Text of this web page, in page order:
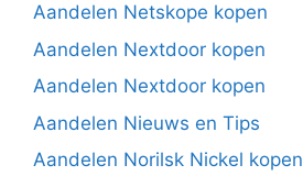
Aandelen Netskope kopen
Aandelen Nextdoor kopen
Aandelen Nextdoor kopen
Aandelen Nieuws en Tips
Aandelen Norilsk Nickel kopen